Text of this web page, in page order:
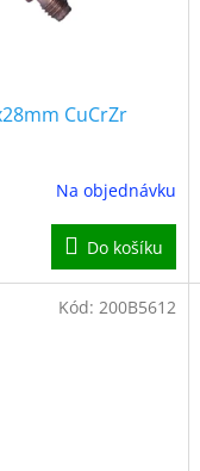
CuCrZr
Na objednávku
Do košíku
Kód: 200B5612